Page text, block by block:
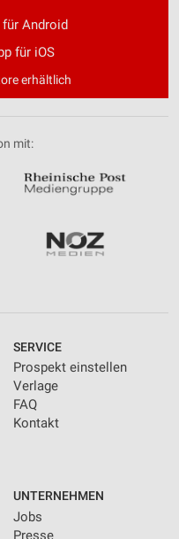
Android
für iOS
erhältlich
mit:
SERVICE
Prospekt einstellen
Verlage
FAQ
Kontakt
UNTERNEHMEN
Jobs
Presse